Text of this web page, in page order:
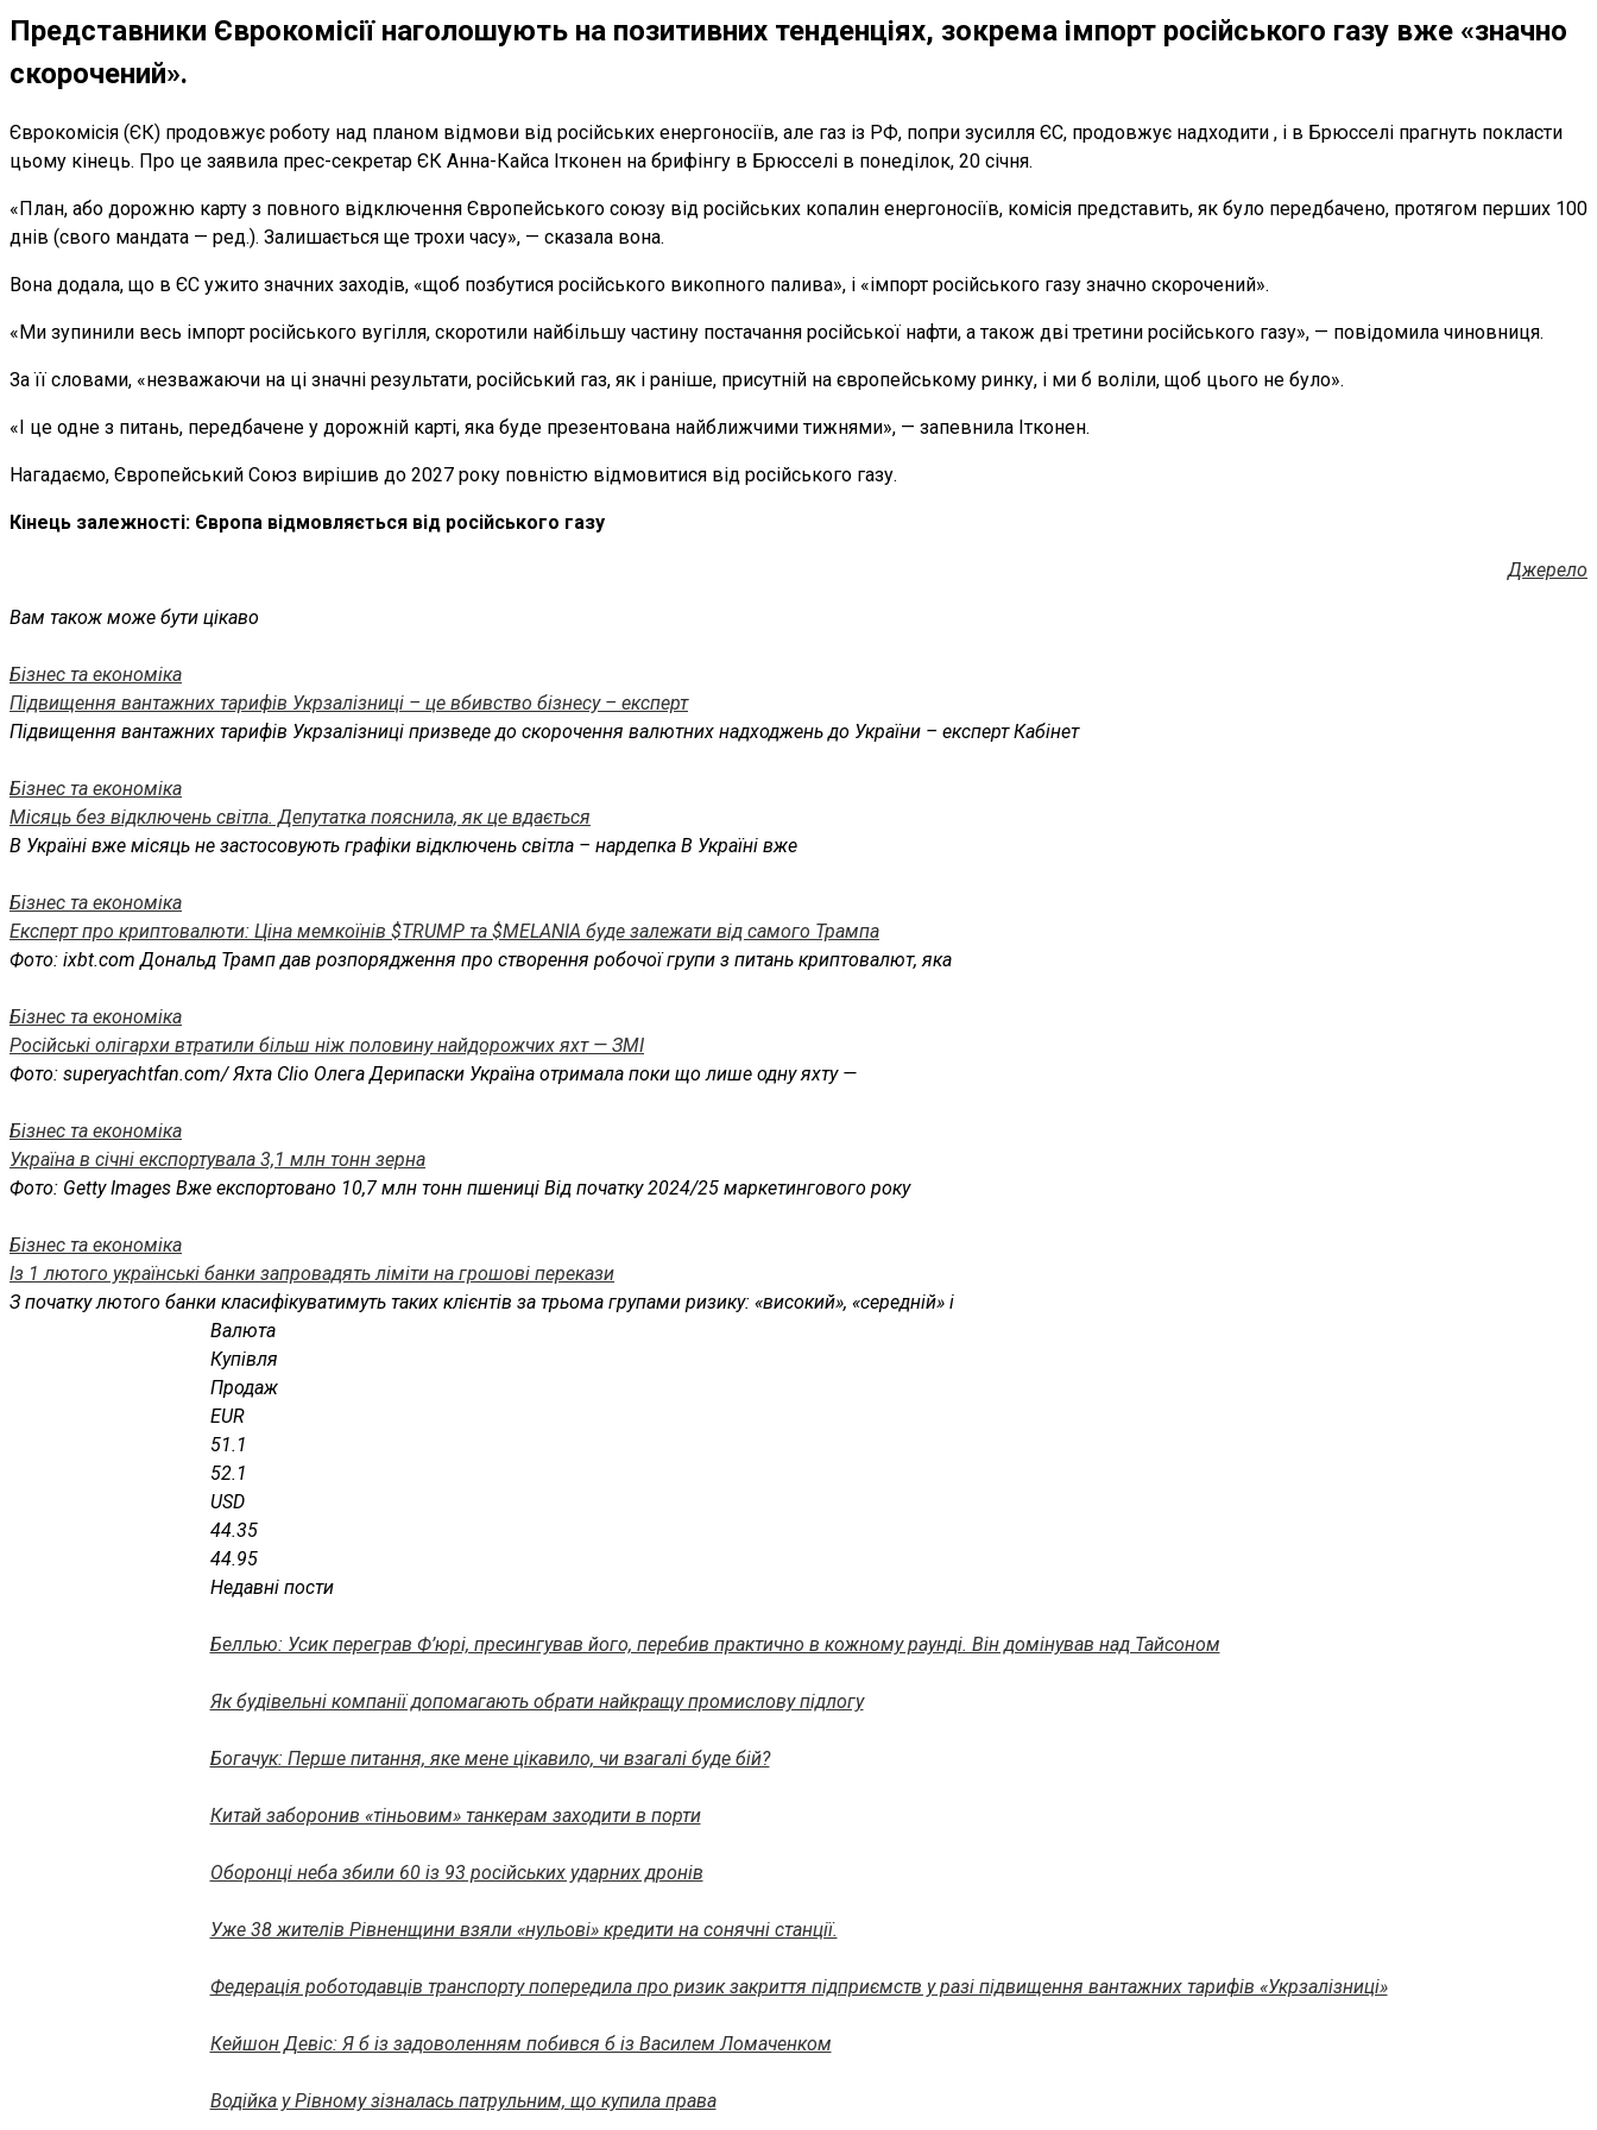
Представники Єврокомісії наголошують на позитивних тенденціях, зокрема імпорт російського газу вже «значно
скорочений».
Єврокомісія (ЄК) продовжує роботу над планом відмови від російських енергоносіїв, але газ із РФ, попри зусилля ЄС, продовжує надходити , і в Брюсселі прагнуть покласти
цьому кінець. Про це заявила прес-секретар ЄК Анна-Кайса Ітконен на брифінгу в Брюсселі в понеділок, 20 січня.
«План, або дорожню карту з повного відключення Європейського союзу від російських копалин енергоносіїв, комісія представить, як було передбачено, протягом перших 100
днів (свого мандата — ред.). Залишається ще трохи часу», — сказала вона.
Вона додала, що в ЄС ужито значних заходів, «щоб позбутися російського викопного палива», і «імпорт російського газу значно скорочений».
«Ми зупинили весь імпорт російського вугілля, скоротили найбільшу частину постачання російської нафти, а також дві третини російського газу», — повідомила чиновниця.
За її словами, «незважаючи на ці значні результати, російський газ, як і раніше, присутній на європейському ринку, і ми б воліли, щоб цього не було».
«І це одне з питань, передбачене у дорожній карті, яка буде презентована найближчими тижнями», — запевнила Ітконен.
Нагадаємо, Європейський Союз вирішив до 2027 року повністю відмовитися від російського газу.
Кінець залежності: Європа відмовляється від російського газу
Джерело
Вам також може бути цікаво
Бізнес та економіка
Підвищення вантажних тарифів Укрзалізниці – це вбивство бізнесу – експерт
Підвищення вантажних тарифів Укрзалізниці призведе до скорочення валютних надходжень до України – експерт Кабінет
Бізнес та економіка
Місяць без відключень світла. Депутатка пояснила, як це вдається
В Україні вже місяць не застосовують графіки відключень світла – нардепка В Україні вже
Бізнес та економіка
Експерт про криптовалюти: Ціна мемкоїнів $TRUMP та $MELANIA буде залежати від самого Трампа
Фото: ixbt.com Дональд Трамп дав розпорядження про створення робочої групи з питань криптовалют, яка
Бізнес та економіка
Російські олігархи втратили більш ніж половину найдорожчих яхт — ЗМІ
Фото: superyachtfan.com/ Яхта Clio Олега Дерипаски Україна отримала поки що лише одну яхту —
Бізнес та економіка
Україна в січні експортувала 3,1 млн тонн зерна
Фото: Getty Images Вже експортовано 10,7 млн тонн пшениці Від початку 2024/25 маркетингового року
Бізнес та економіка
Із 1 лютого українські банки запровадять ліміти на грошові перекази
З початку лютого банки класифікуватимуть таких клієнтів за трьома групами ризику: «високий», «середній» і
Валюта
Купівля
Продаж
EUR
51.1
52.1
USD
44.35
44.95
Недавні пости
Беллью: Усик переграв Ф’юрі, пресингував його, перебив практично в кожному раунді. Він домінував над Тайсоном
Як будівельні компанії допомагають обрати найкращу промислову підлогу
Богачук: Перше питання, яке мене цікавило, чи взагалі буде бій?
Китай заборонив «тіньовим» танкерам заходити в порти
Оборонці неба збили 60 із 93 російських ударних дронів
Уже 38 жителів Рівненщини взяли «нульові» кредити на сонячні станції.
Федерація роботодавців транспорту попередила про ризик закриття підприємств у разі підвищення вантажних тарифів «Укрзалізниці»
Кейшон Девіс: Я б із задоволенням побився б із Василем Ломаченком
Водійка у Рівному зізналась патрульним, що купила права